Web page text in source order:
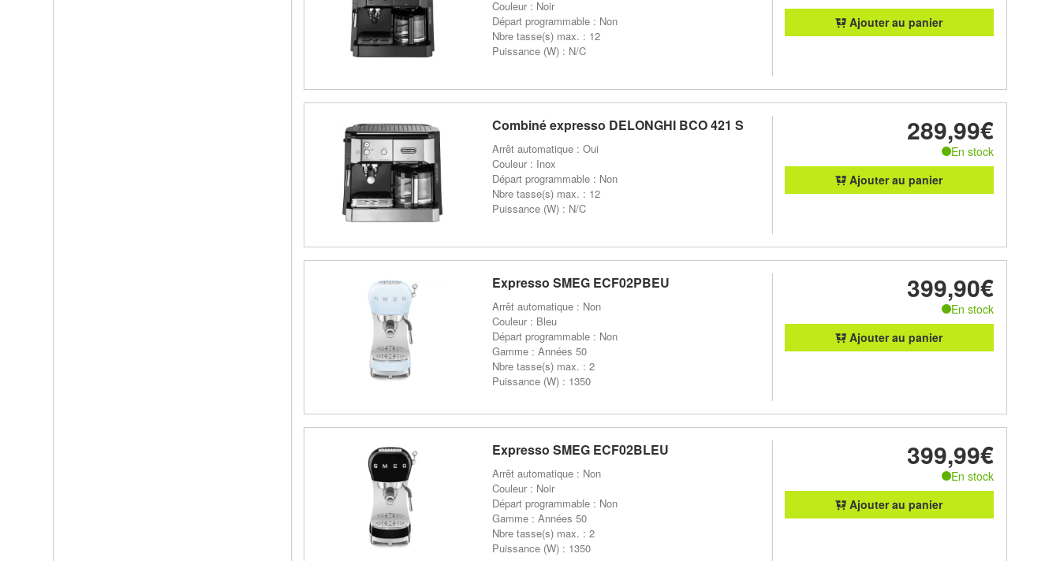
Couleur : Noir
Départ programmable : Non
Nbre tasse(s) max. : 12
Puissance (W) : N/C
Ajouter au panier
Combiné expresso DELONGHI BCO 421 S
Arrêt automatique : Oui
Couleur : Inox
Départ programmable : Non
Nbre tasse(s) max. : 12
Puissance (W) : N/C
289,99€
En stock
Ajouter au panier
Expresso SMEG ECF02PBEU
Arrêt automatique : Non
Couleur : Bleu
Départ programmable : Non
Gamme : Années 50
Nbre tasse(s) max. : 2
Puissance (W) : 1350
399,90€
En stock
Ajouter au panier
Expresso SMEG ECF02BLEU
Arrêt automatique : Non
Couleur : Noir
Départ programmable : Non
Gamme : Années 50
Nbre tasse(s) max. : 2
Puissance (W) : 1350
399,99€
En stock
Ajouter au panier